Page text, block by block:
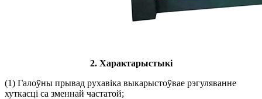
2. Характарыстыкі
(1) Галоўны прывад рухавіка выкарыстоўвае рэгуляванне
хуткасці са зменнай частатой;